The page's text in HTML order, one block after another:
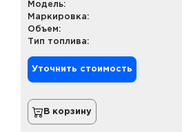
Модель:
Маркировка:
Объем:
Тип топлива:
Уточнить стоимость
В корзину